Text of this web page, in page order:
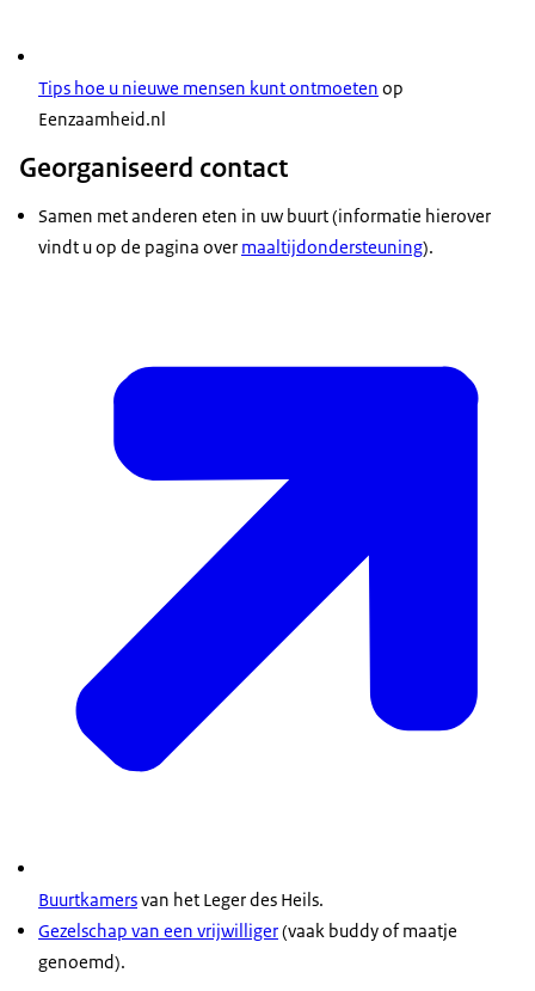
Tips hoe u nieuwe mensen kunt ontmoeten op
Eenzaamheid.nl
Georganiseerd contact
Samen met anderen eten in uw buurt (informatie hierover
vindt u op de pagina over maaltijdondersteuning).
Buurtkamersvan het Leger des Heils.
Gezelschap van een vrijwilliger(vaak buddy of maatje
genoemd).